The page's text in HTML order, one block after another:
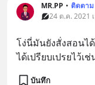
MR.PP • ติดตาม
24 ต.ค. 2021
โง่นี่มันยังสั่งสอนไ
ได้เปรียบเปรยไว้เ
บันทึก